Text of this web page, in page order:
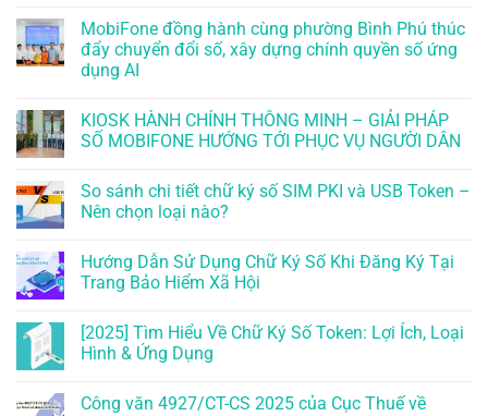
MobiFone đồng hành cùng phường Bình Phú thúc
đẩy chuyển đổi số, xây dựng chính quyền số ứng
dụng AI
KIOSK HÀNH CHÍNH THÔNG MINH – GIẢI PHÁP
SỐ MOBIFONE HƯỚNG TỚI PHỤC VỤ NGƯỜI DÂN
So sánh chi tiết chữ ký số SIM PKI và USB Token –
Nên chọn loại nào?
Hướng Dẫn Sử Dụng Chữ Ký Số Khi Đăng Ký Tại
Trang Bảo Hiểm Xã Hội
[2025] Tìm Hiểu Về Chữ Ký Số Token: Lợi Ích, Loại
Hình & Ứng Dụng
Công văn 4927/CT-CS 2025 của Cục Thuế về